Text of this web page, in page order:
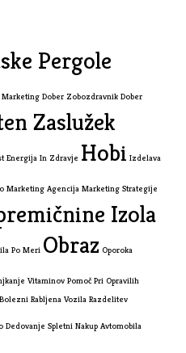
Pergole
Dober Zobozdravnik Dober
Zaslužek
Energija In Zdravje Hobi Izdelava
Marketing Agencija Marketing Strategije
Izola
Po Meri Obraz Oporoka
Vitaminov Pomoč Pri Opravilih
Rabljena Vozila Razdelitev
Dedovanje Spletni Nakup Avtomobila